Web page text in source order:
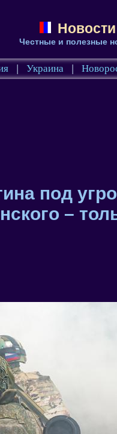
Честные и полезные
| Украина |
под
–